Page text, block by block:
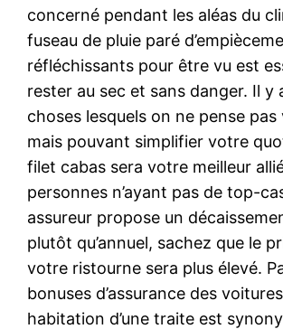
concerné pendant les aléas du
fuseau de pluie paré
réfléchissants pour être vu est
rester au sec et sans danger. Il y
choses lesquels on ne pense
mais pouvant simplifier votre
filet cabas sera votre meilleur
personnes n’ayant pas de top-
assureur propose un
plutôt qu’annuel, sachez que le
votre ristourne sera plus élevé.
bonuses d’assurance des
habitation d’une traite est